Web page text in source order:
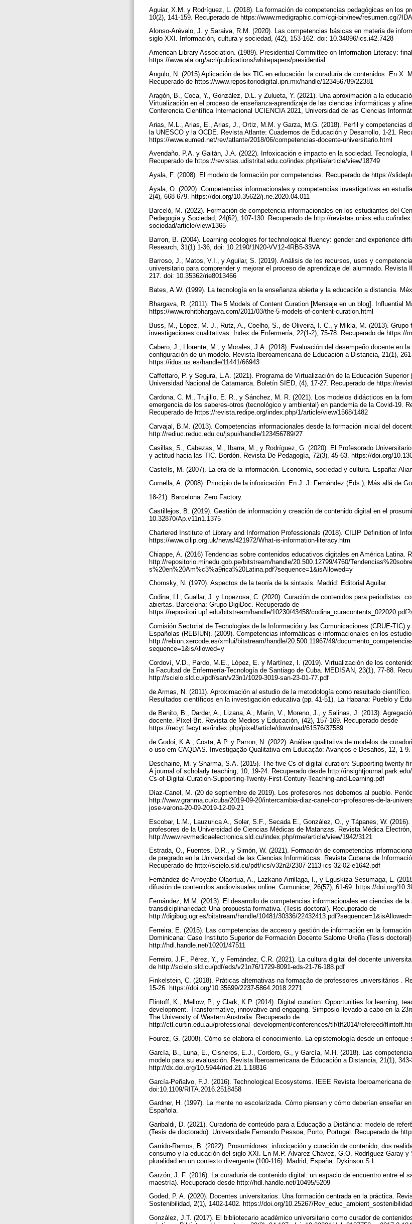
Aguiar, X.M. y Rodríguez, L. (2018). La formación de competencias pedagógicas en los
10(2), 141-159. Recuperado de https://www.medigraphic.com/cgi-bin/new/
Alonso-Arévalo, J. y Saraiva, R.M. (2020). Las competencias básicas en materia de
siglo XXI. Información, cultura y sociedad, (42), 153-162. doi: 10.34096/ics.i42.7428
American Library Association. (1989). Presidential Committee on Information Literacy:
https://www.ala.org/acrl/publications/whitepapers/presidential
Angulo, N. (2015) Aplicación de las TIC en educación: la curaduría de contenidos. En X.
Recuperado de https://www.repositoriodigital.ipn.mx/handle/123456789/22381
Aragón, B., Coca, Y., González, D.L. y Zulueta, Y. (2021). Una aproximación a la
Virtualización en el proceso de enseñanza-aprendizaje de las ciencias informáticas y
Conferencia Científica Internacional UCIENCIA 2021, Universidad de las Ciencias
Arias, M.L., Arias, E., Arias, J., Ortiz, M.M. y Garza, M.G. (2018). Perfil y competencias
la UNESCO y la OCDE. Revista Atlante: Cuadernos de Educación y Desarrollo, 1-21.
https://www.eumed.net/rev/atlante/2018/06/competencias-docente-universitario.html
Avendaño, P.A. y Gaitán, J.A. (2022). Infoxicación e impacto en la sociedad. Tecnología,
Recuperado de https://revistas.udistrital.edu.co/index.php/tia/article/view/18749
Ayala, F. (2008). El modelo de formación por competencias. Recuperado de https://
Ayala, O. (2020). Competencias informacionales y competencias investigativas en
2(4), 668-679. https://doi.org/10.35622/j.rie.2020.04.011
Barceló, M. (2022). Formación de competencia informacionales en los estudiantes del
Pedagogía y Sociedad, 24(62), 107-130. Recuperado de http://revistas.uniss.edu.cu/
sociedad/article/view/1365
Barron, B. (2004). Learning ecologies for technological fluency: gender and experience
Research, 31(1) 1-36, doi: 10.2190/1N20-VV12-4RB5-33VA
Barroso, J., Matos, V.I., y Aguilar, S. (2019). Análisis de los recursos, usos y
universitario para comprender y mejorar el proceso de aprendizaje del alumnado. Revista
217. doi: 10.35362/rie8013466
Bates, A.W. (1999). La tecnología en la enseñanza abierta y la educación a distancia.
Bhargava, R. (2011). The 5 Models of Content Curation [Mensaje en un blog]. Influential
https://www.rohitbhargava.com/2011/03/the-5-models-of-content-curation.html
Buss, M., López, M. J., Rutz, A., Coelho, S., de Oliveira, I. C., y Mikla, M. (2013). Grupo
investigaciones cualitativas. Index de Enfermería, 22(1-2), 75-78. Recuperado de https://
Cabero, J., Llorente, M., y Morales, J.A. (2018). Evaluación del desempeño docente en
configuración de un modelo. Revista Iberoamericana de Educación a Distancia, 21(1),
https://idus.us.es/handle/11441/66943
Caffettaro, P. y Segura, L.A. (2021). Programa de Virtualización de la Educación
Universidad Nacional de Catamarca. Boletín SIED, (4), 17-27. Recuperado de https://
Cardona, C. M., Trujillo, E. R., y Sánchez, M. R. (2021). Los modelos didácticos en la
emergencia de los saberes-otros (tecnológico y ambiental) en pandemia de la Covid-19.
Recuperado de https://revista.redipe.org/index.php/1/article/view/1568/1482
Carvajal, B.M. (2013). Competencias informacionales desde la formación inicial del
http://rediuc.reduc.edu.cu/jspui/handle/123456789/27
Casillas, S., Cabezas, M., Ibarra, M., y Rodríguez, G. (2020). El Profesorado
y actitud hacia las TIC. Bordón. Revista De Pedagogía, 72(3), 45-63. https://doi.org/
Castells, M. (2007). La era de la información. Economía, sociedad y cultura. España:
Cornella, A. (2008). Principio de la infoxicación. En J. J. Fernández (Eds.), Más allá de
18-21). Barcelona: Zero Factory.
Castillejos, B. (2019). Gestión de información y creación de contenido digital en el
10.32870/Ap.v11n1.1375
Chartered Institute of Library and Information Professionals (2018). CILIP Definition of
https://www.cilip.org.uk/news/421972/What-is-information-literacy.htm
Chiappe, A. (2016) Tendencias sobre contenidos educativos digitales en América Latina.
http://repositorio.minedu.gob.pe/bitstream/handle/20.500.12799/4760/
s%20en%20Am%c3%a9rica%20Latina.pdf?sequence=1&isAllowed=y
Chomsky, N. (1970). Aspectos de la teoría de la sintaxis. Madrid: Editorial Aguilar.
Codina, Ll., Guallar, J. y Lopezosa, C. (2020). Curación de contenidos para periodistas:
abiertas. Barcelona: Grupo DigiDoc. Recuperado de
https://repositori.upf.edu/bitstream/handle/10230/43458/
Comisión Sectorial de Tecnologías de la Información y las Comunicaciones (CRUE-TIC)
Españolas (REBIUN). (2009). Competencias informáticas e informacionales en los
http://rebiun.xercode.es/xmlui/bitstream/handle/20.500.11967/49/
sequence=1&isAllowed=y
Cordoví, V.D., Pardo, M.E., López, E. y Martínez, I. (2019). Virtualización de los
la Facultad de Enfermería-Tecnología de Santiago de Cuba. MEDISAN, 23(1), 77-88.
http://scielo.sld.cu/pdf/san/v23n1/1029-3019-san-23-01-77.pdf
de Armas, N. (2011). Aproximación al estudio de la metodología como resultado
Resultados científicos en la investigación educativa (pp. 41-51). La Habana: Pueblo y
de Benito, B., Darder, A., Lizana, A., Marín, V., Moreno, J., y Salinas, J. (2013).
docente. Píxel-Bit. Revista de Medios y Educación, (42), 157-169. Recuperado desde
https://recyt.fecyt.es/index.php/pixel/article/download/61576/37589
de Godoi, K.A., Costa, A.P. y Parron, N. (2022). Análise qualitativa de modelos de
o uso em CAQDAS. Investigação Qualitativa em Educação: Avanços e Desafios, 12, 1-
Deschaine, M. y Sharma, S.A. (2015). The five Cs of digital curation: Supporting twenty-
A journal of scholarly teaching, 10, 19-24. Recuperado desde http://
Cs-of-Digital-Curation-Supporting-Twenty-First-Century-Teaching-and-Learning.pdf
Díaz-Canel, M. (20 de septiembre de 2019). Los profesores nos debemos al pueblo.
http://www.granma.cu/cuba/2019-09-20/intercambia-diaz-canel-con-profesores-de-la-
jose-varona-20-09-2019-12-09-21
Escobar, L.M., Lauzurica A., Soler, S.F., Secada E., González, O., y Tápanes, W.
profesores de la Universidad de Ciencias Médicas de Matanzas. Revista Médica
http://www.revmedicaelectronica.sld.cu/index.php/rme/article/view/1942/3121
Estrada, O., Fuentes, D.R., y Simón, W. (2021). Formación de competencias
de pregrado en la Universidad de las Ciencias Informáticas. Revista Cubana de
Recuperado de http://scielo.sld.cu/pdf/ics/v32n2/2307-2113-ics-32-02-e1642.pdf
Fernández-de-Arroyabe-Olaortua, A., Lazkano-Arrillaga, I., y Eguskiza-Sesumaga, L.
difusión de contenidos audiovisuales online. Comunicar, 26(57), 61-69. https://doi.org/
Fernández, M.M. (2013). El desarrollo de competencias informacionales en ciencias de
transdiciplinariedad: Una propuesta formativa. (Tesis doctoral). Recuperado de
http://digibug.ugr.es/bitstream/handle/10481/30336/
Ferreira, E. (2015). Las competencias de acceso y gestión de información en la
Dominicana: Caso Instituto Superior de Formación Docente Salome Ureña (Tesis
http://hdl.handle.net/10201/47511
Ferreiro, J.F., Pérez, Y., y Fernández, C.R. (2021). La cultura digital del docente
de http://scielo.sld.cu/pdf/eds/v21n76/1729-8091-eds-21-76-188.pdf
Finkelstein, C. (2018). Práticas alternativas na formação de professores universitários .
15-26. https://doi.org/10.35699/2237-5864.2018.2271
Flintoff, K., Mellow, P., y Clark, K.P. (2014). Digital curation: Opportunities for learning,
development. Transformative, innovative and engaging. Simposio llevado a cabo en la
The University of Western Australia. Recuperado de
http://ctl.curtin.edu.au/professional_development/conferences/tlf/tlf2014/refereed/
Fourez, G. (2008). Cómo se elabora el conocimiento. La epistemología desde un
García, B., Luna, E., Cisneros, E.J., Cordero, G., y García, M.H. (2018). Las
modelo para su evaluación. Revista Iberoamericana de Educación a Distancia, 21(1), 343-
http://dx.doi.org/10.5944/ried.21.1.18816
García-Peñalvo, F.J. (2016). Technological Ecosystems. IEEE Revista Iberoamericana de
doi:10.1109/RITA.2016.2518458
Gardner, H. (1997). La mente no escolarizada. Cómo piensan y cómo deberían enseñar
Española.
Garibaldi, D. (2021). Curadoria de conteúdo para a Educação a Distância: modelo de
(Tesis de doctorado). Universidade Fernando Pessoa, Porto, Portugal. Recuperado de
Garrido-Ramos, B. (2022). Prosumidores: infoxicación y curación de contenido, dos
consumo y la educación del siglo XXI. En M.P. Álvarez-Chávez, G.O. Rodríguez-Garay
pluralidad en un contexto divergente (100-116). Madrid, España: Dykinson S.L.
Garzón, J. F. (2016). La curaduría de contenido digital: un espacio de encuentro entre el
maestría). Recuperado desde http://hdl.handle.net/10495/5209
Goded, P. A. (2020). Docentes universitarios. Una formación centrada en la práctica.
Sostenibilidad, 2(1), 1402-1402. https://doi.org/10.25267/
González, J.T. (2017). El bibliotecario académico universitario como curador de